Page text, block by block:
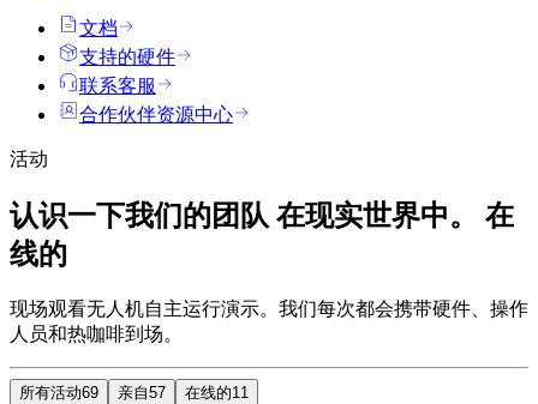
文档
支持的硬件
联系客服
合作伙伴资源中心
活动
认识一下我们的团队 在现实世界中。
在
线的
现场观看无人机自主运行演示。我们每次都会携带硬件、操作
人员和热咖啡到场。
所有活动69 亲自57 在线的11